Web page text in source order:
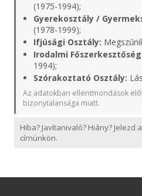
(1975-1994);
Gyerekosztály /
(1978-1999);
Ifjúsági Osztály:
Irodalmi
1994);
Szórakoztató Osztály:
Az adatokban ellentmondások
bizonytalansága miatt.
Hiba? Javítanivaló? Hiány? Jelezd
címünkön.